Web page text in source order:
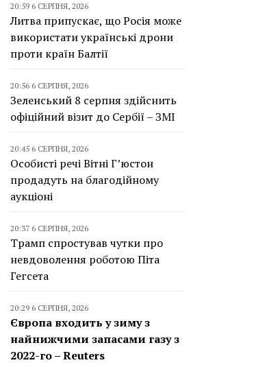
20:59 6 СЕРПНЯ, 2026
Литва припускає, що Росія може
використати українські дрони
проти країн Балтії
20:56 6 СЕРПНЯ, 2026
Зеленський 8 серпня здійснить
офіційний візит до Сербії – ЗМІ
20:45 6 СЕРПНЯ, 2026
Особисті речі Вітні Г’юстон
продадуть на благодійному
аукціоні
20:37 6 СЕРПНЯ, 2026
Трамп спростував чутки про
невдоволення роботою Піта
Гегсета
20:29 6 СЕРПНЯ, 2026
Європа входить у зиму з
найнижчими запасами газу з
2022-го – Reuters